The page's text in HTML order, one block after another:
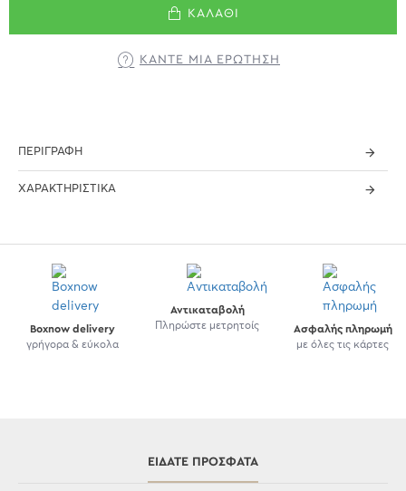
ΚΑΛΆΘΙ
ΚΆΝΤΕ ΜΊΑ ΕΡΏΤΗΣΗ
ΠΕΡΙΓΡΑΦΉ
ΧΑΡΑΚΤΗΡΙΣΤΙΚΆ
Boxnow delivery
γρήγορα & εύκολα
Αντικαταβολή
Πληρώστε μετρητοίς
Ασφαλής πληρωμή
με όλες τις κάρτες
ΕΊΔΑΤΕ ΠΡΌΣΦΑΤΑ